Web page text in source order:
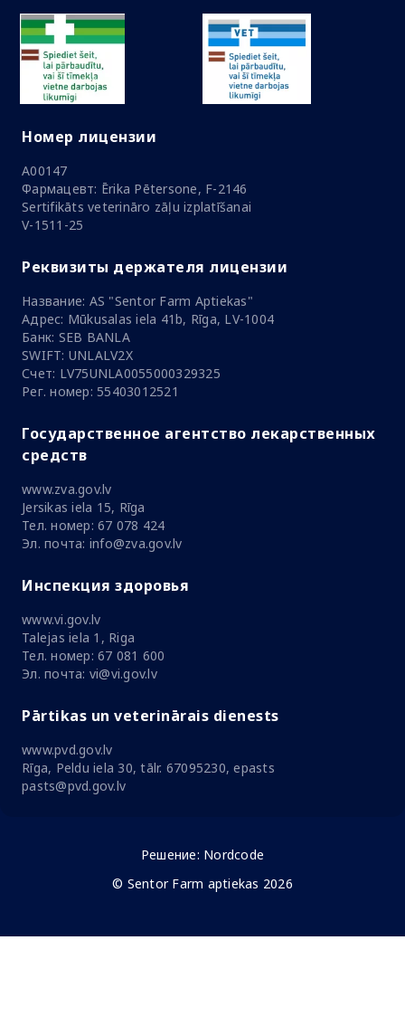
Номер лицензии
A00147
Фармацевт: Ērika Pētersone, F-2146
Sertifikāts veterināro zāļu izplatīšanai
V-1511-25
Реквизиты держателя лицензии
Название: AS "Sentor Farm Aptiekas"
Адрес: Mūkusalas iela 41b, Rīga, LV-1004
Банк: SEB BANLA
SWIFT: UNLALV2X
Счет: LV75UNLA0055000329325
Рег. номер: 55403012521
Государственное агентство лекарственных
средств
www.zva.gov.lv
Jersikas iela 15, Rīga
Тел. номер: 67 078 424
Эл. почта: info@zva.gov.lv
Инспекция здоровья
www.vi.gov.lv
Talejas iela 1, Riga
Тел. номер: 67 081 600
Эл. почта: vi@vi.gov.lv
Pārtikas un veterinārais dienests
www.pvd.gov.lv
Rīga, Peldu iela 30, tālr. 67095230, epasts
pasts@pvd.gov.lv
Решение: Nordcode
© Sentor Farm aptiekas 2026